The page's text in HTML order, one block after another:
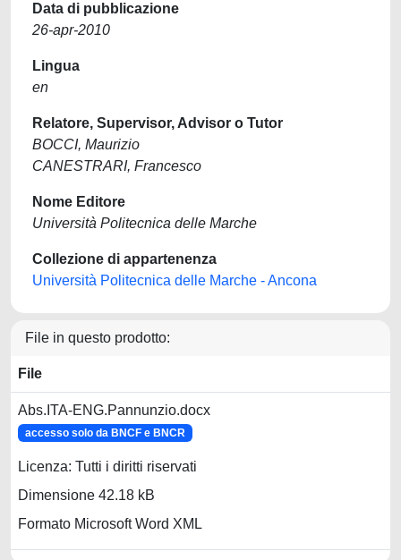
Data di pubblicazione
26-apr-2010
Lingua
en
Relatore, Supervisor, Advisor o Tutor
BOCCI, Maurizio
CANESTRARI, Francesco
Nome Editore
Università Politecnica delle Marche
Collezione di appartenenza
Università Politecnica delle Marche - Ancona
File in questo prodotto:
File
Abs.ITA-ENG.Pannunzio.docx
accesso solo da BNCF e BNCR
Licenza: Tutti i diritti riservati
Dimensione 42.18 kB
Formato Microsoft Word XML